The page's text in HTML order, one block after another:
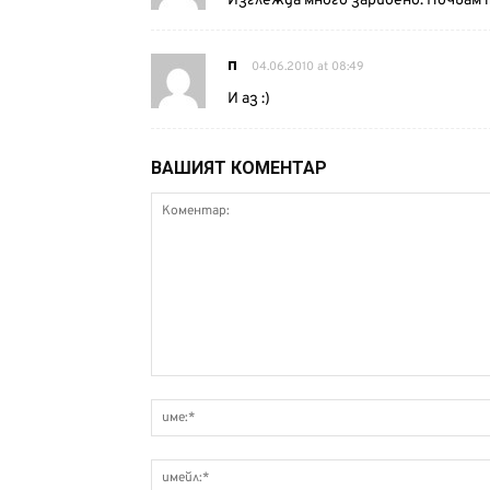
п 04.06.2010 at 08:49
И аз :)
ВАШИЯТ КОМЕНТАР